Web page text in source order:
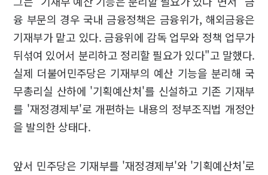
융 부문의 경우 국내 금융정책은 금융위가, 해외금융은
기재부가 맡고 있다. 금융위에 감독 업무와 정책 업무가
뒤섞여 있어서 분리하고 정리할 필요가 있다"고 말했다.
실제 더불어민주당은 기재부의 예산 기능을 분리해 국
무총리실 산하에 '기획예산처'를 신설하고 기존 기재부
를 '재정경제부'로 개편하는 내용의 정부조직법 개정안
을 발의한 상태다.
앞서 민주당은 기재부를 '재정경제부'와 '기획예산처'로